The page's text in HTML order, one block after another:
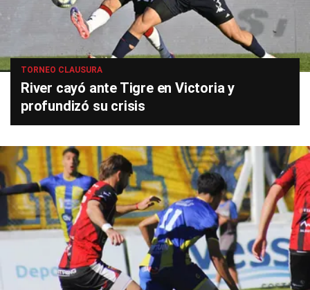
TORNEO CLAUSURA
River cayó ante Tigre en Victoria y
profundizó su crisis